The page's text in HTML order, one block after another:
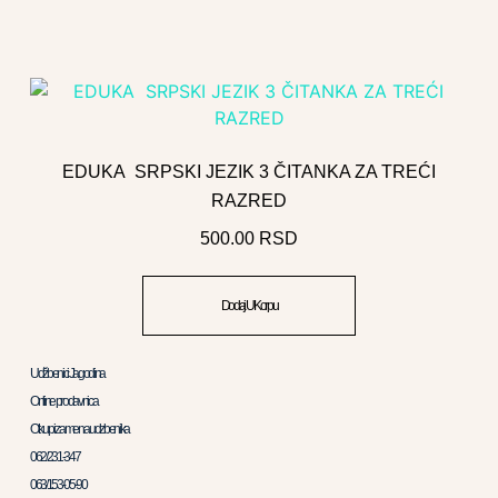
EDUKA SRPSKI JEZIK 3 ČITANKA ZA TREĆI
RAZRED
500.00 RSD
Dodaj U Korpu
Udžbenici Jagodina
Online prodavnica
Otkup i zamena udzbenika
062/231-347
063/153-05-90